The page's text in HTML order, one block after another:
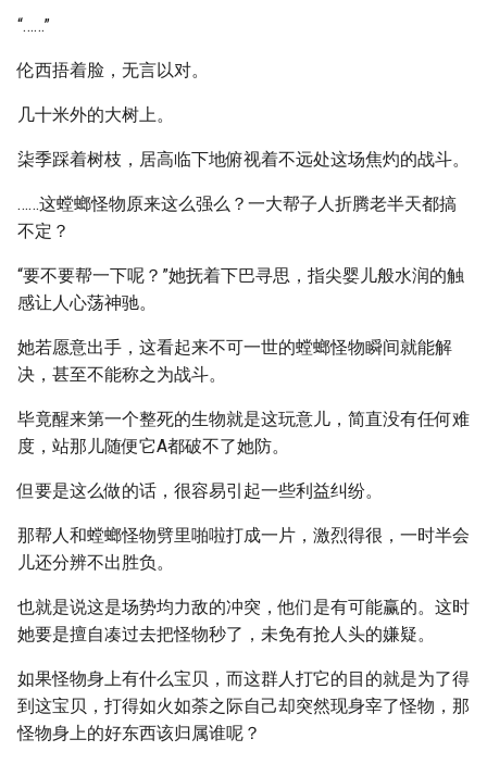
“……”
伦西捂着脸，无言以对。
几十米外的大树上。
柒季踩着树枝，居高临下地俯视着不远处这场焦灼的战斗。
……这螳螂怪物原来这么强么？一大帮子人折腾老半天都搞
不定？
“要不要帮一下呢？”她抚着下巴寻思，指尖婴儿般水润的触
感让人心荡神驰。
她若愿意出手，这看起来不可一世的螳螂怪物瞬间就能解
决，甚至不能称之为战斗。
毕竟醒来第一个整死的生物就是这玩意儿，简直没有任何难
度，站那儿随便它A都破不了她防。
但要是这么做的话，很容易引起一些利益纠纷。
那帮人和螳螂怪物劈里啪啦打成一片，激烈得很，一时半会
儿还分辨不出胜负。
也就是说这是场势均力敌的冲突，他们是有可能赢的。这时
她要是擅自凑过去把怪物秒了，未免有抢人头的嫌疑。
如果怪物身上有什么宝贝，而这群人打它的目的就是为了得
到这宝贝，打得如火如荼之际自己却突然现身宰了怪物，那
怪物身上的好东西该归属谁呢？